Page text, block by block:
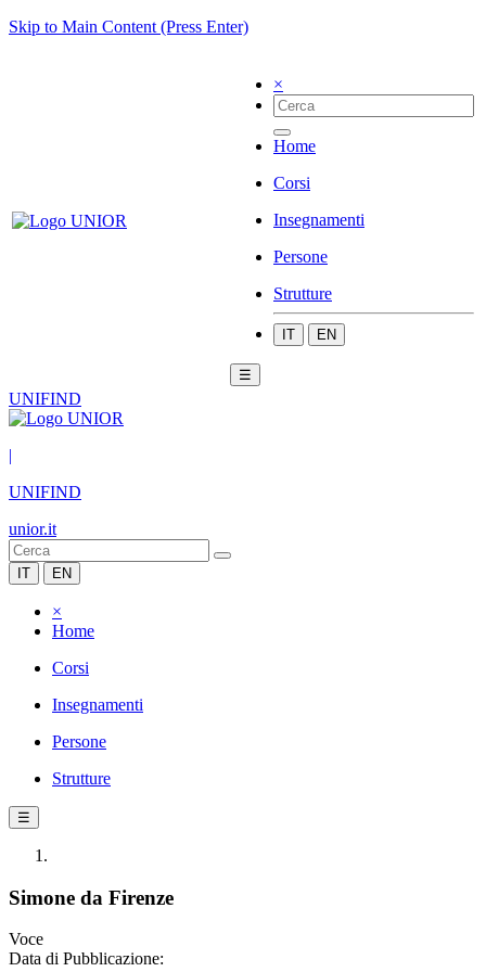
Skip to Main Content (Press Enter)
×
Home
Corsi
Insegnamenti
Persone
Strutture
IT EN
☰
UNIFIND
|
UNIFIND
unior.it
IT EN
×
Home
Corsi
Insegnamenti
Persone
Strutture
☰
Simone da Firenze
Voce
Data di Pubblicazione: